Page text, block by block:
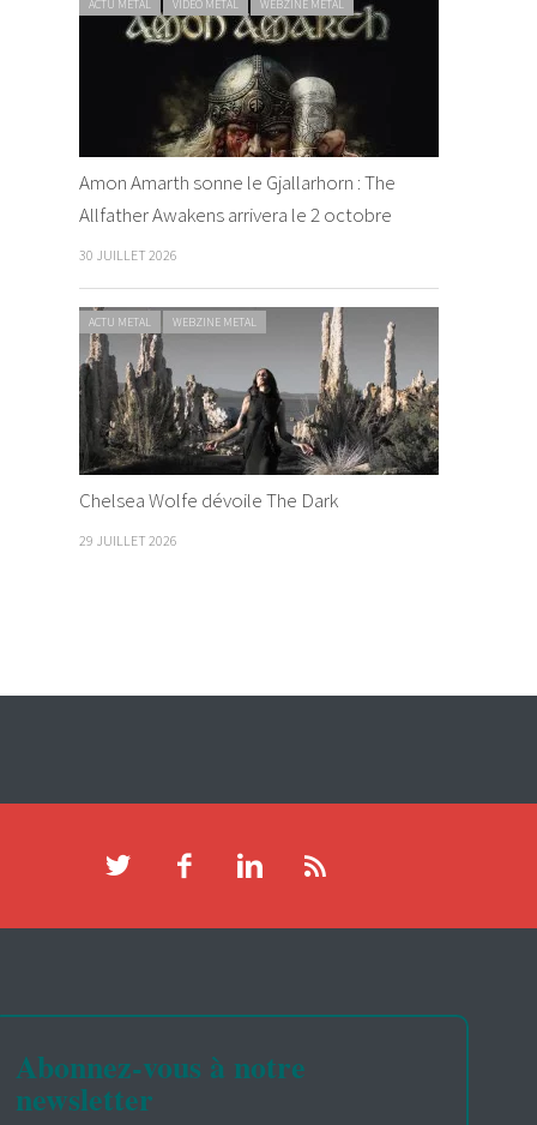
ACTU METAL VIDEO METAL WEBZINE METAL
Amon Amarth sonne le Gjallarhorn : The
Allfather Awakens arrivera le 2 octobre
30 JUILLET 2026
ACTU METAL WEBZINE METAL
Chelsea Wolfe dévoile The Dark
29 JUILLET 2026
Abonnez-vous à notre
newsletter